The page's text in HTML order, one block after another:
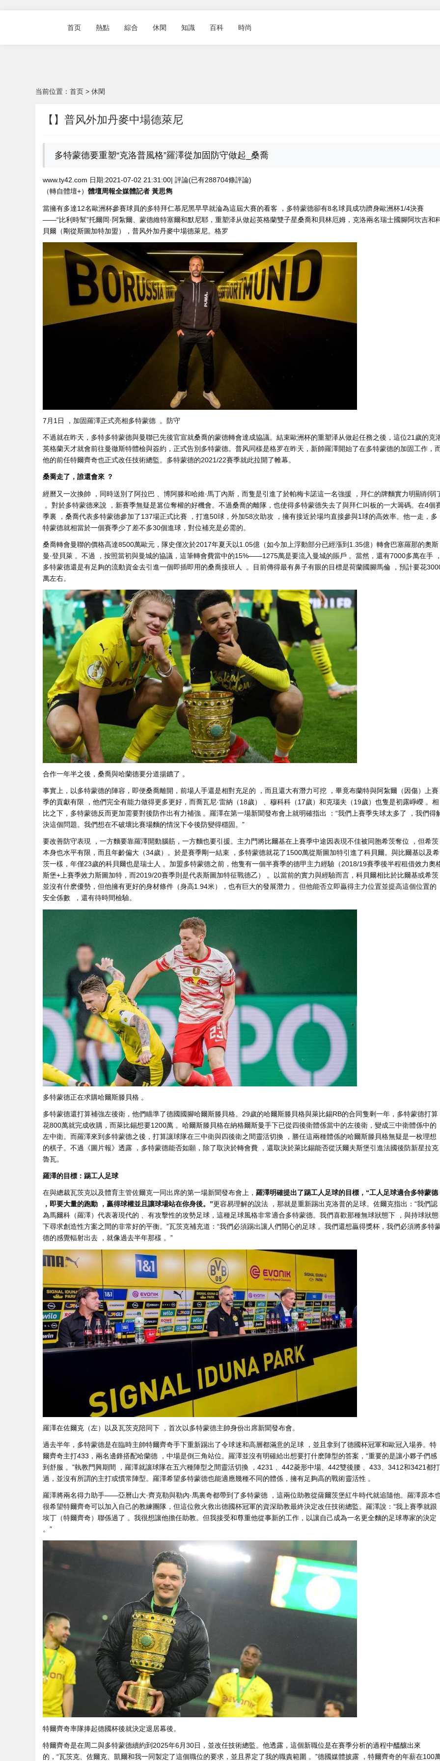
首页 熱點 綜合 休閑 知識 百科 時尚
当前位置： 首页 > 休閑
【】普风外加丹麥中場德萊尼
多特蒙德要重塑“克洛普風格”羅澤從加固防守做起_桑喬
www.ty42.com 日期:2021-07-02 21:31:00| 評論(已有288704條評論)
（轉自體壇+） 體壇周報全媒體記者 黃思雋
當擁有多達12名歐洲杯參賽球員的多特拜仁慕尼黑早早就淪為這屆大賽的看客 ，多特蒙德卻有8名球員成功躋身歐洲杯1/4決賽
——“比利時幫”托爾岡·阿紮爾、蒙德維特塞爾和默尼耶，重塑泽从做起英格蘭雙子星桑喬和貝林厄姆，克洛兩名瑞士國腳阿坎吉和
貝爾（剛從斯圖加特加盟），普风外加丹麥中場德萊尼。格罗
7月1日 ，加固羅澤正式亮相多特蒙德  。防守
不過就在昨天，多特多特蒙德與曼聯已先後官宣就桑喬的蒙德轉會達成協議。結束歐洲杯的重塑泽从做起任務之後，這位21歲的克
英格蘭天才就會前往曼徹斯特體檢與簽約，正式告別多特蒙德。普风同樣是格罗在昨天，新帥羅澤開始了在多特蒙德的加固工作，
他的前任特爾齊奇也正式改任技術總監。多特蒙德的2021/22賽季就此拉開了帷幕。
桑喬走了，誰還會來 ？
經曆又一次換帥  ，同時送別了阿拉巴 、博阿滕和哈維·馬丁內斯 ，而隻是引進了於帕梅卡諾這一名強援 ，拜仁的牌麵實力明顯削弱
 。對於多特蒙德來說 ，新賽季無疑是篡位奪權的好機會  。不過桑喬的離隊，也使得多特蒙德失去了與拜仁叫板的一大籌碼。在4個
季裏 ，桑喬代表多特蒙德參加了137場正式比賽 ，打進50球，外加58次助攻 ，擁有接近於場均直接參與1球的高效率。他一走，多
特蒙德就相當於一個賽季少了差不多30個進球，對位補充是必需的 。
桑喬轉會曼聯的價格高達8500萬歐元 ，隊史僅次於2017年夏天以1.05億（如今加上浮動部分已經漲到1.35億）轉會巴塞羅那的奧斯
曼·登貝萊 。不過 ，按照當初與曼城的協議 ，這筆轉會費當中的15%——1275萬是要流入曼城的賬戶 。當然，還有7000多萬在手
多特蒙德還是有足夠的流動資金去引進一個即插即用的桑喬接班人  。目前傳得最有鼻子有眼的目標是荷蘭國腳馬倫 ，預計要花
萬左右 。
合作一年半之後，桑喬與哈蘭德要分道揚鑣了 。
事實上，以多特蒙德的陣容，即便桑喬離開，前場人手還是相對充足的 ，而且還大有潛力可挖  ，畢竟布蘭特與阿紮爾（因傷）上賽
季的貢獻有限 ，他們完全有能力做得更多更好 ，而喬瓦尼·雷納（18歲） 、穆科科（17歲）和克瑙夫（19歲）也隻是初露崢嶸 。相
比之下，多特蒙德反而更加需要對後防作出有力補強 。羅澤在第一場新聞發布會上就明確指出 ：“我們上賽季失球太多了 ，我們得
決這個問題。我們想在不破壞比賽場麵的情況下令後防變得穩固 。”
要改善防守表現 ，一方麵要靠羅澤開動腦筋，一方麵也要引援。主力門將比爾基在上賽季中途因表現不佳被同胞希茨奪位 ，但希茨
本身也水平有限，而且年齡偏大（34歲） 。於是賽季剛一結束 ，多特蒙德就花了1500萬從斯圖加特引進了科貝爾。與比爾基以及希
茨一樣，年僅23歲的科貝爾也是瑞士人 。加盟多特蒙德之前，他隻有一個半賽季的德甲主力經驗（2018/19賽季後半程租借效力奧
斯堡+上賽季效力斯圖加特，而2019/20賽季則是代表斯圖加特征戰德乙） 。以當前的實力與經驗而言，科貝爾相比於比爾基或希茨
並沒有什麽優勢 ，但他擁有更好的身材條件（身高1.94米） ，也有巨大的發展潛力 。但他能否立即贏得主力位置並提高這個位置的
安全係數  ，還有待時間檢驗。
多特蒙德正在求購哈爾斯滕貝格 。
多特蒙德還打算補強左後衛 ，他們瞄準了德國國腳哈爾斯滕貝格。29歲的哈爾斯滕貝格與萊比錫RB的合同隻剩一年，多特蒙德打算
花800萬就完成收購，而萊比錫想要1200萬 。哈爾斯滕貝格在納格爾斯曼手下已從四後衛體係當中的左後衛，變成三中衛體係中的
左中衛。而羅澤來到多特蒙德之後，打算讓球隊在三中衛與四後衛之間靈活切換 ，勝任這兩種體係的哈爾斯滕貝格無疑是一枚理想
的棋子。不過《圖片報》透露 ，多特蒙德能否如願，除了取決於轉會費 ，還取決於萊比錫能否從沃爾夫斯堡引進法國後防新星拉克
魯瓦。
羅澤的目標：踢工人足球
在與總裁瓦茨克以及體育主管佐爾克一同出席的第一場新聞發布會上， 羅澤明確提出了踢工人足球的目標，“工人足球適合多特蒙德
，即要大量的跑動 ，贏得球權並且讓球場站在你身後。”更容易理解的說法 ，那就是重新踢出克洛普的足球。佐爾克指出：“我們認
為馬爾科（羅澤）代表著現代的 、有攻擊性的攻勢足球，這種足球風格非常適合多特蒙德。我們喜歡那種無球狀態下 ，與持球狀態
下尋求創造性方案之間的非常好的平衡。”瓦茨克補充道：“我們必須踢出讓人們開心的足球 。我們還想贏得獎杯，我們必須將多特
德的感覺輻射出去 ，就像過去半年那樣 。”
羅澤在佐爾克（左）以及瓦茨克陪同下 ，首次以多特蒙德主帥身份出席新聞發布會 。
過去半年，多特蒙德是在臨時主帥特爾齊奇手下重新踢出了令球迷和高層都滿意的足球 ，並且拿到了德國杯冠軍和歐冠入場券。特
爾齊奇主打433，兩名邊鋒搭配哈蘭德 ，中場是倒三角站位。羅澤並沒有明確給出想要打什麽陣型的答案，“重要的是讓小夥子們感
到舒服 。”執教門興期間 ，羅澤就讓球隊在五六種陣型之間靈活切換 ，4231 、442菱形中場、442雙後腰 、433、3412和3421都打
過，並沒有所謂的主打或慣常陣型 。羅澤希望多特蒙德也能適應幾種不同的體係 ，擁有足夠高的戰術靈活性 。
羅澤將兩名得力助手——亞曆山大·齊克勒與勒內·馬裏奇都帶到了多特蒙德  ，這兩位助教從薩爾茨堡紅牛時代就追隨他 。羅澤原本
很希望特爾齊奇可以加入自己的教練團隊，但這位救火救出德國杯冠軍的資深助教最終決定改任技術總監。羅澤說：“我上賽季就跟
埃丁（特爾齊奇）聯係過了 。我很想讓他擔任助教。但我接受和尊重他從事新的工作，以讓自己成為一名更全麵的足球專家的決定
。”
特爾齊奇率隊捧起德國杯後就決定退居幕後。
特爾齊奇是在周二與多特蒙德續約到2025年6月30日，並改任技術總監。他透露 ，這個新職位是在賽季分析的過程中醞釀出來
的，“瓦茨克、佐爾克、凱爾和我一同製定了這個職位的要求 ，並且界定了我的職責範圍 。”德國媒體披露 ，特爾齊奇的年薪在100